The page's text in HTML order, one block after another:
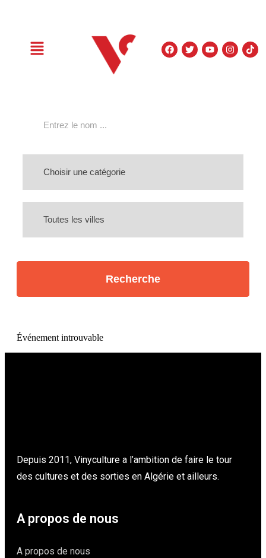
Événement introuvable
Depuis 2011, Vinyculture a l’ambition de faire le tour
des cultures et des sorties en Algérie et ailleurs.
A propos de nous
A propos de nous